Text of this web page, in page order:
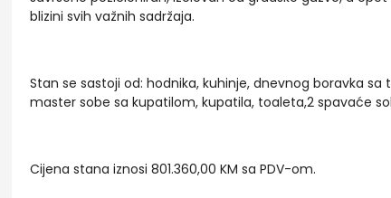
blizini svih važnih sadržaja.
Stan se sastoji od: hodnika, kuhinje, dnevnog boravka sa
master sobe sa kupatilom, kupatila, toaleta,2 spavaće
Cijena stana iznosi 801.360,00 KM sa PDV-om.